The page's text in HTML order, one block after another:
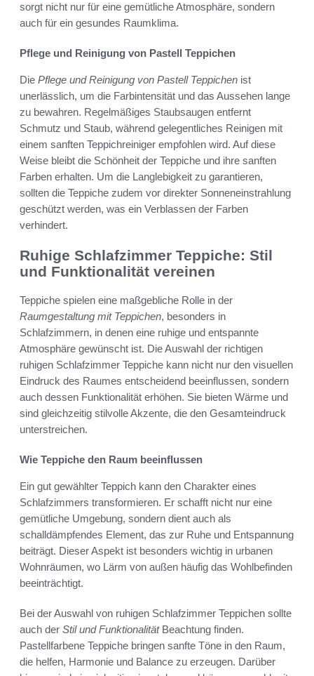
sorgt nicht nur für eine gemütliche Atmosphäre, sondern
auch für ein gesundes Raumklima.
Pflege und Reinigung von Pastell Teppichen
Die Pflege und Reinigung von Pastell Teppichen ist
unerlässlich, um die Farbintensität und das Aussehen lange
zu bewahren. Regelmäßiges Staubsaugen entfernt
Schmutz und Staub, während gelegentliches Reinigen mit
einem sanften Teppichreiniger empfohlen wird. Auf diese
Weise bleibt die Schönheit der Teppiche und ihre sanften
Farben erhalten. Um die Langlebigkeit zu garantieren,
sollten die Teppiche zudem vor direkter Sonneneinstrahlung
geschützt werden, was ein Verblassen der Farben
verhindert.
Ruhige Schlafzimmer Teppiche: Stil
und Funktionalität vereinen
Teppiche spielen eine maßgebliche Rolle in der
Raumgestaltung mit Teppichen, besonders in
Schlafzimmern, in denen eine ruhige und entspannte
Atmosphäre gewünscht ist. Die Auswahl der richtigen
ruhigen Schlafzimmer Teppiche kann nicht nur den visuellen
Eindruck des Raumes entscheidend beeinflussen, sondern
auch dessen Funktionalität erhöhen. Sie bieten Wärme und
sind gleichzeitig stilvolle Akzente, die den Gesamteindruck
unterstreichen.
Wie Teppiche den Raum beeinflussen
Ein gut gewählter Teppich kann den Charakter eines
Schlafzimmers transformieren. Er schafft nicht nur eine
gemütliche Umgebung, sondern dient auch als
schalldämpfendes Element, das zur Ruhe und Entspannung
beiträgt. Dieser Aspekt ist besonders wichtig in urbanen
Wohnräumen, wo Lärm von außen häufig das Wohlbefinden
beeinträchtigt.
Bei der Auswahl von ruhigen Schlafzimmer Teppichen sollte
auch der Stil und FunktionalitätBeachtung finden.
Pastellfarbene Teppiche bringen sanfte Töne in den Raum,
die helfen, Harmonie und Balance zu erzeugen. Darüber